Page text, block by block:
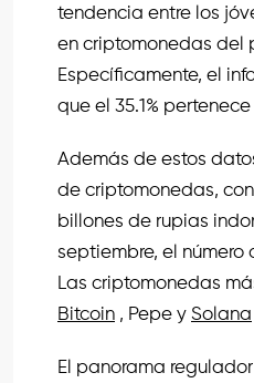
tendencia entre los
en criptomonedas del
Específicamente, el
que el 35.1%
Además de estos
de criptomonedas,
billones de rupias
septiembre, el número
Las criptomonedas
Bitcoin , Pepe y Solana
El panorama